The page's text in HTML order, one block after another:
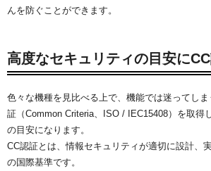
んを防ぐことができます。
高度なセキュリティの目安に
色々な機種を見比べる上で、機能では迷ってし
証（Common Criteria、ISO / IEC15408）を取得
の目安になります。
CC認証とは、情報セキュリティが適切に設計、
の国際基準です。